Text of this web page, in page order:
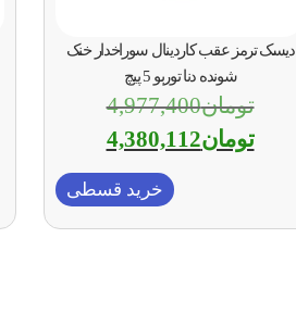
دیسک ترمز عقب کاردینال سوراخدار خنک
شونده دنا توربو 5 پیچ
تومان4,977,400
تومان4,380,112
خرید قسطی